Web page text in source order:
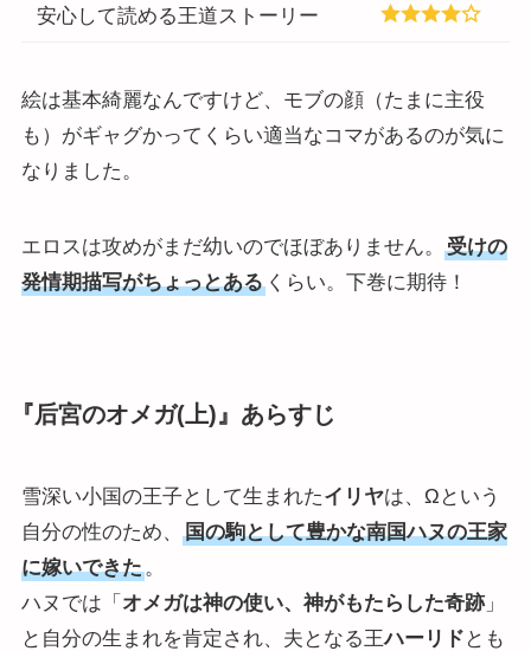
安心して読める王道ストーリー
絵は基本綺麗なんですけど、モブの顔（たまに主役
も）がギャグかってくらい適当なコマがあるのが気に
なりました。
エロスは攻めがまだ幼いのでほぼありません。
受けの
発情期描写がちょっとあるくらい。下巻に期待！
『后宮のオメガ(上)』あらすじ
雪深い小国の王子として生まれたイリヤは、Ωという
自分の性のため、
国の駒として豊かな南国ハヌの王家
に嫁いできた。
ハヌでは「 オメガは神の使い、神がもたらした奇跡」
と自分の生まれを肯定され、夫となる王ハーリド とも